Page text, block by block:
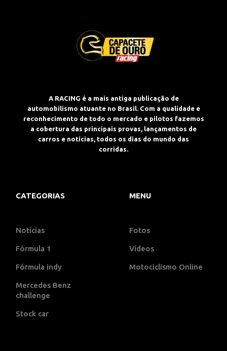
A RACING é a mais antiga publicação de
automobilismo atuante no Brasil. Com a qualidade e
reconhecimento de todo o mercado e pilotos fazemos
a cobertura das principais provas, lançamentos de
carros e notícias, todos os dias do mundo das
corridas.
CATEGORIAS
Notícias
Fórmula 1
Fórmula indy
Mercedes Benz
challenge
Stock car
MENU
Fotos
Vídeos
Motociclismo Online